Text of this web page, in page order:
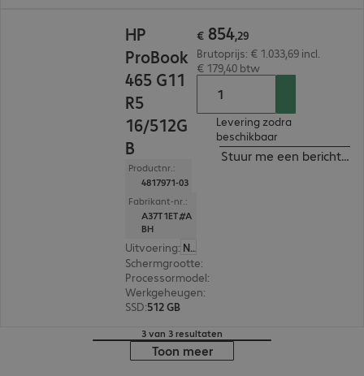
HP
ProBook
465 G11
R5
16/512G
B
Productnr.:
4817971-03
Fabrikant-nr.:
A37T1ET#A
BH
Uitvoering:
Nederland
Schermgrootte:
Processormodel:
Werkgeheugen:
SSD:512 GB
€ 854,29
Brutoprijs: € 1.033,69 incl.
€ 179,40 btw
Levering zodra
beschikbaar
Stuur me een bericht
3 van 3 resultaten
Toon meer